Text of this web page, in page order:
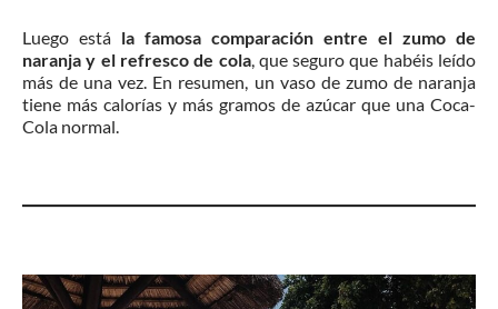
Luego está la famosa comparación entre el zumo de
naranja y el refresco de cola, que seguro que habéis leído
más de una vez. En resumen, un vaso de zumo de naranja
tiene más calorías y más gramos de azúcar que una Coca-
Cola normal.